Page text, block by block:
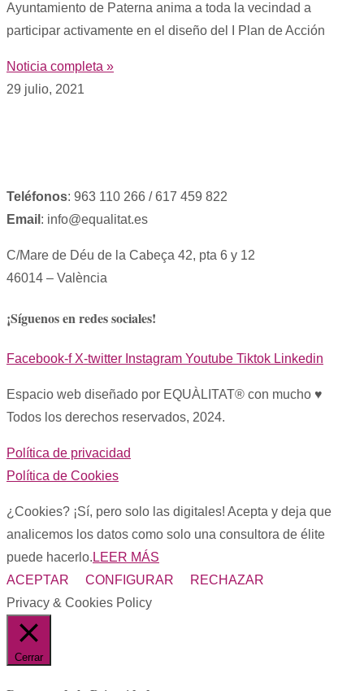
Ayuntamiento de Paterna anima a toda la vecindad a
participar activamente en el diseño del I Plan de Acción
Noticia completa »
29 julio, 2021
Teléfonos: 963 110 266 / 617 459 822
Email : info@equalitat.es
C/Mare de Déu de la Cabeça 42, pta 6 y 12
46014 – València
¡Síguenos en redes sociales!
Facebook-f X-twitter Instagram Youtube Tiktok Linkedin
Espacio web diseñado por EQUÀLITAT® con mucho ♥︎
Todos los derechos reservados, 2024.
Política de privacidad
Política de Cookies
¿Cookies? ¡Sí, pero solo las digitales! Acepta y deja que
analicemos los datos como solo una consultora de élite
puede hacerlo. LEER MÁS
ACEPTAR
CONFIGURAR
RECHAZAR
Privacy & Cookies Policy
Cerrar